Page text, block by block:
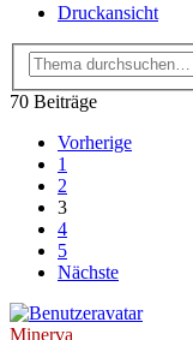
Druckansicht
70 Beiträge
Vorherige
1
2
3
4
5
Nächste
Minerva